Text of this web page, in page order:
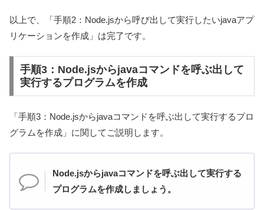
以上で、「手順2：Node.jsから呼び出して実行したいjavaアプ
リケーションを作成」は完了です。
手順3：Node.jsからjavaコマンドを呼ぶ出して
実行するプログラムを作成
「手順3：Node.jsからjavaコマンドを呼ぶ出して実行するプロ
グラムを作成」に関してご説明します。
Node.jsからjavaコマンドを呼ぶ出して実行する
プログラムを作成しましょう。